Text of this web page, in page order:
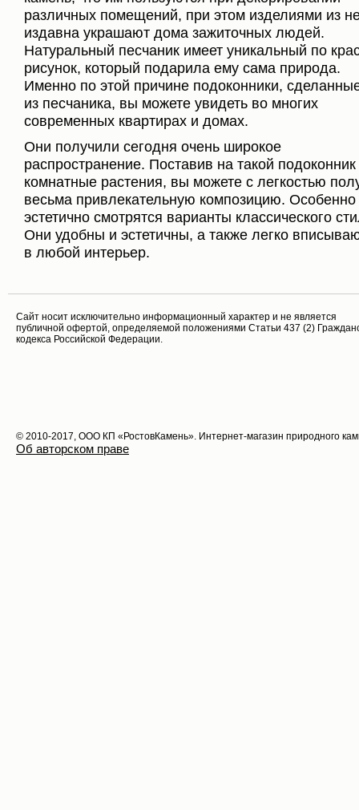
различных помещений, при этом изделиями из
издавна украшают дома зажиточных людей.
Натуральный песчаник имеет уникальный по
рисунок, который подарила ему сама природа.
Именно по этой причине подоконники,
из песчаника, вы можете увидеть во многих
современных квартирах и домах.
Они получили сегодня очень широкое
распространение. Поставив на такой подоконник
комнатные растения, вы можете с легкостью
весьма привлекательную композицию. Особенно
эстетично смотрятся варианты классического
Они удобны и эстетичны, а также легко
в любой интерьер.
Cайт носит исключительно информационный характер и не является
публичной офертой, определяемой положениями Статьи 437 (2)
кодекса Российской Федерации.
© 2010-2017, ООО КП «РостовКамень». Интернет-магазин природного
Об авторском праве